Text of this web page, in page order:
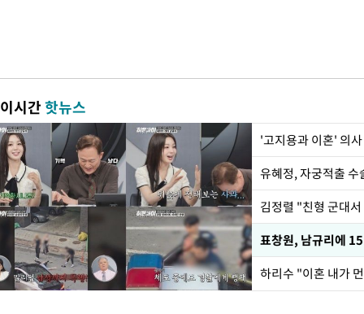
이시간핫뉴스
'고지용과 이혼' 의
유혜정, 자궁적출
김정렬 "친형 군대
하리수 "이혼 내가